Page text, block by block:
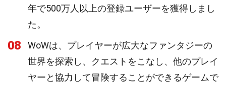
年で500万人以上の登録ユーザーを獲得しまし
た。
08
WoWは、プレイヤーが広大なファンタジーの
世界を探索し、クエストをこなし、他のプレイ
ヤーと協力して冒険することができるゲームで